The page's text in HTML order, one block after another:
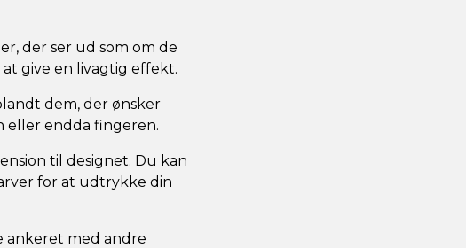
der ser ud som om de
give en livagtig effekt.
dem, der ønsker
eller endda fingeren.
til designet. Du kan
for at udtrykke din
ankeret med andre